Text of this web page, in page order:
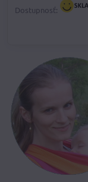
Dostupnosť: